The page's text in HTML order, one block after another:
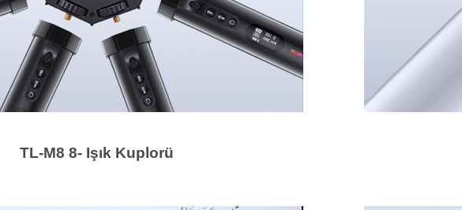
TL-M8 8- Işık Kuplorü